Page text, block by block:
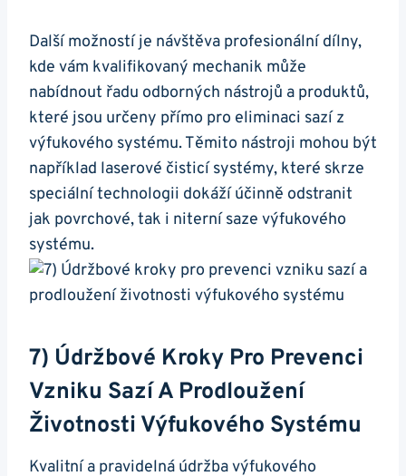
Další možností je návštěva profesionální dílny,
kde vám kvalifikovaný mechanik může
nabídnout řadu⁢ odborných nástrojů a produktů,
které jsou ‌určeny přímo pro eliminaci sazí z
výfukového ⁤systému.⁣ Těmito nástroji⁣ mohou‌ být
​například laserové čisticí systémy, ‌které skrze⁣
speciální technologii dokáží ‌účinně ‌odstranit
jak povrchové, tak i niterní saze výfukového
systému.
7) Údržbové Kroky Pro Prevenci
Vzniku Sazí A Prodloužení
Životnosti Výfukového Systému
Kvalitní ‌a pravidelná údržba ⁣výfukového‌